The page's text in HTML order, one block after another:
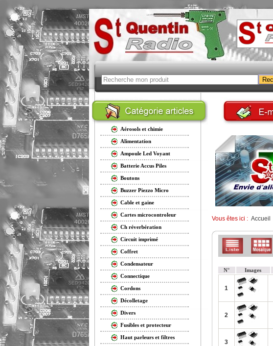
Aérosols et chimie
Alimentation
Ampoule Led Voyant
Batterie Accus Piles
Boutons
Buzzer Piezzo Micro
Cable et gaine
Cartes microcontroleur
Ch réverbération
Circuit imprimé
Coffret
Condensateur
Connectique
Cordons
Décolletage
Divers
Fusibles et protecteur
Haut parleurs et filtres
Vous êtes ici : Accueil
N° Images
1
2
3